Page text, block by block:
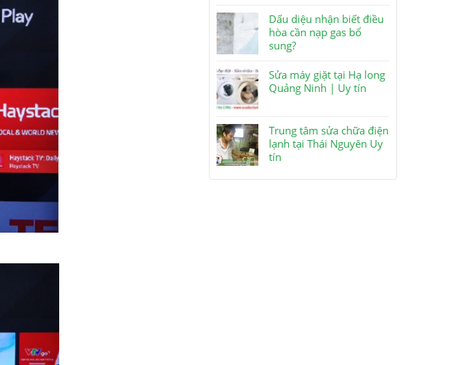
Dấu diệu nhận biết điều
hòa cần nạp gas bổ
sung?
Sửa máy giặt tại Hạ long
Quảng Ninh | Uy tín
Trung tâm sửa chữa điện
lạnh tại Thái Nguyên Uy
tín